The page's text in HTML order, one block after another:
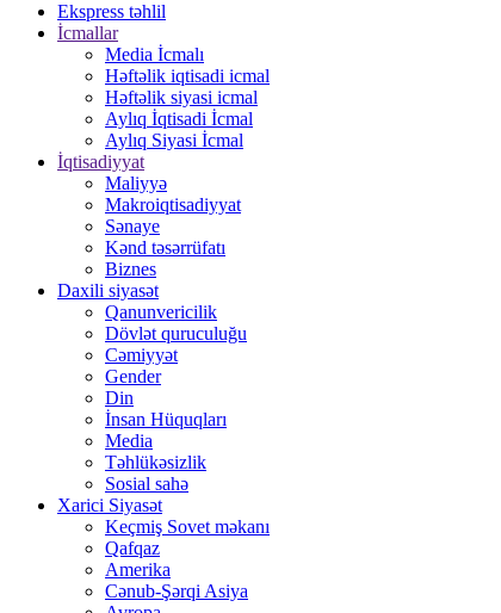
Ekspress təhlil
İcmallar
Media İcmalı
Həftəlik iqtisadi icmal
Həftəlik siyasi icmal
Aylıq İqtisadi İcmal
Aylıq Siyasi İcmal
İqtisadiyyat
Maliyyə
Makroiqtisadiyyat
Sənaye
Kənd təsərrüfatı
Biznes
Daxili siyasət
Qanunvericilik
Dövlət quruculuğu
Cəmiyyət
Gender
Din
İnsan Hüquqları
Media
Təhlükəsizlik
Sosial sahə
Xarici Siyasət
Keçmiş Sovet məkanı
Qafqaz
Amerika
Cənub-Şərqi Asiya